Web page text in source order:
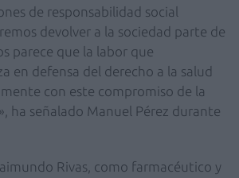
de responsabilidad social
devolver a la sociedad parte de
parece que la labor que
en defensa del derecho a la salud
con este compromiso de la
ha señalado Manuel Pérez durante
Rivas, como farmacéutico y